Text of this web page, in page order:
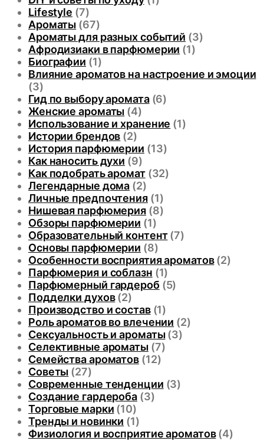
Lifestyle (7)
Ароматы (67)
Ароматы для разных событий (3)
Афродизиаки в парфюмерии (1)
Биографии (1)
Влияние ароматов на настроение и эмоции
(3)
Гид по выбору аромата(6)
Женские ароматы (4)
Использование и хранение (1)
Истории брендов (2)
История парфюмерии (13)
Как наносить духи (9)
Как подобрать аромат(32)
Легендарные дома (2)
Личные предпочтения(1)
Нишевая парфюмерия(8)
Обзоры парфюмерии (1)
Образовательный контент(7)
Основы парфюмерии (8)
Особенности восприятия ароматов(2)
Парфюмерия и соблазн (1)
Парфюмерный гардероб (5)
Подделки духов(2)
Производство и состав(1)
Роль ароматов во влечении (2)
Сексуальность и ароматы(3)
Селективные ароматы(7)
Семейства ароматов(12)
Советы (27)
Современные тенденции (3)
Создание гардероба(3)
Торговые марки (10)
Тренды и новинки (1)
Физиология и восприятие ароматов(4)